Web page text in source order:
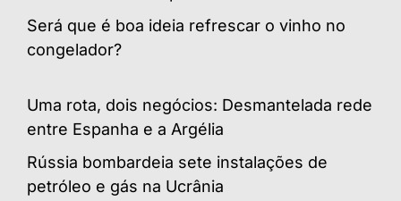
Será que é boa ideia refrescar o vinho no
congelador?
Uma rota, dois negócios: Desmantelada rede
entre Espanha e a Argélia
Rússia bombardeia sete instalações de
petróleo e gás na Ucrânia